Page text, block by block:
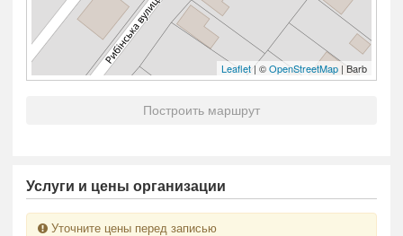
Leaflet | ©OpenStreetMap | Barb
Построить маршрут
Услуги и цены организации
Уточните цены перед записью